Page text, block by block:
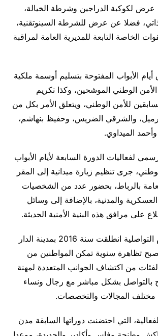
عرض لكوكبة الدراجين وشرطة الخيالة،
فضلا عن عرض للشرطة السينوتقنية،
الخاصة التابعة للمديرية العامة لمراقبة
الأبواب المفتوحة بتسليم أوسمة ملكية
الوطني الموشحين، وكذا تكريم
للأمن الوطني، ويتعلق الأمر بكل من
والشرقي الضريس، وحفيظ بنهاشم،
الميداوي.
لفعاليات الدورة السابعة لأيام الأبواب
جرى تنظيم زيارة ميدانية إلى المقر
بالرباط، بحضور عدد من الشخصيات
العسكرية والمدنية، بالإضافة إلى وسائل
على مرافق هذه البنية الأمنية الحديثة.
يذكر أن هذه الأيام التواصلية انطلقت سنة 2016 بمدينة الدار
تظاهرة سنوية تمكن المواطنين من
من اكتشاف الجوانب المتعددة لمهنة
بالتواصل بشكل مباشر مع رجال ونساء
مختلف المجالات والتخصصات.
التي احتضنت دوراتها السابقة مدن